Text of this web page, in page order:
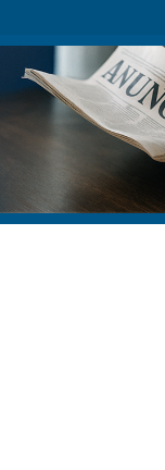
retaliação João